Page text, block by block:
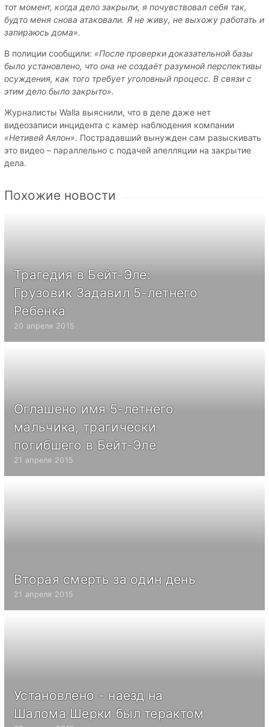
тот момент, когда дело закрыли, я почувствовал себя так,
будто меня снова атаковали. Я не живу, не выхожу работать и
запираюсь дома».
В полиции сообщили: «После проверки доказательной базы
было установлено, что она не создаёт разумной перспективы
осуждения, как того требует уголовный процесс. В связи с
этим дело было закрыто».
Журналисты Walla выяснили, что в деле даже нет
видеозаписи инцидента с камер наблюдения компании
«Нетивей Аялон». Пострадавший вынужден сам разыскивать
это видео – параллельно с подачей апелляции на закрытие
дела.
Похожие новости
Трагедия в Бейт-Эле:
Грузовик Задавил 5-летнего
Ребенка
20 апреля 2015
Оглашено имя 5-летнего
мальчика, трагически
погибшего в Бейт-Эле
21 апреля 2015
Вторая смерть за один день
21 апреля 2015
Установлено - наезд на
Шалома Шерки был терактом